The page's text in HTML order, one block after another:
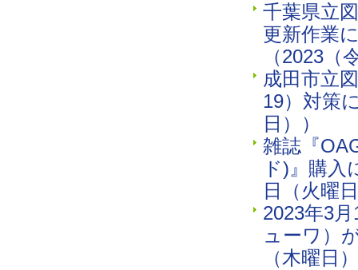
千葉県立
更新作業
（2023（
成田市立
19）対策
日））
雑誌『
ド)』購入
日（火曜
2023年3
ューワ）
（木曜日